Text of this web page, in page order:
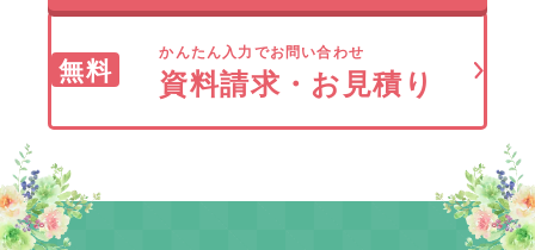
無料
かんたん入力でお問い合わせ
資料請求・お見積り